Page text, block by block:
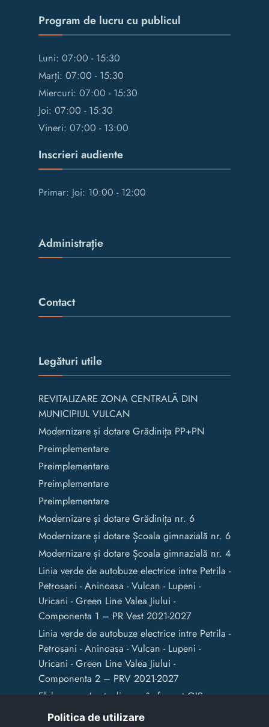
Program de lucru cu publicul
Luni: 07:00 - 15:30
Marți: 07:00 - 15:30
Miercuri: 07:00 - 15:30
Joi: 07:00 - 15:30
Vineri: 07:00 - 13:00
Inscrieri audiente
Primar: Joi: 10:00 - 12:00
Administrație
Contact
Legături utile
REVITALIZARE ZONA CENTRALĂ DIN
MUNICIPIUL VULCAN
Modernizare și dotare Grădinița PP+PN
Preimplementare
Preimplementare
Preimplementare
Preimplementare
Modernizare și dotare Grădinița nr. 6
Modernizare și dotare Școala gimnazială nr. 6
Modernizare și dotare Școala gimnazială nr. 4
Linia verde de autobuze electrice intre Petrila -
Petrosani - Aninoasa - Vulcan - Lupeni -
Uricani - Green Line Valea Jiului -
Componenta 1 – PR Vest 2021-2027
Linia verde de autobuze electrice intre Petrila -
Petrosani - Aninoasa - Vulcan - Lupeni -
Uricani - Green Line Valea Jiului -
Componenta 2 – PRV 2021-2027
Elaborarea / actualizarea în format GIS a
documentelor de amenajare a teritoriului și
Politica de utilizare